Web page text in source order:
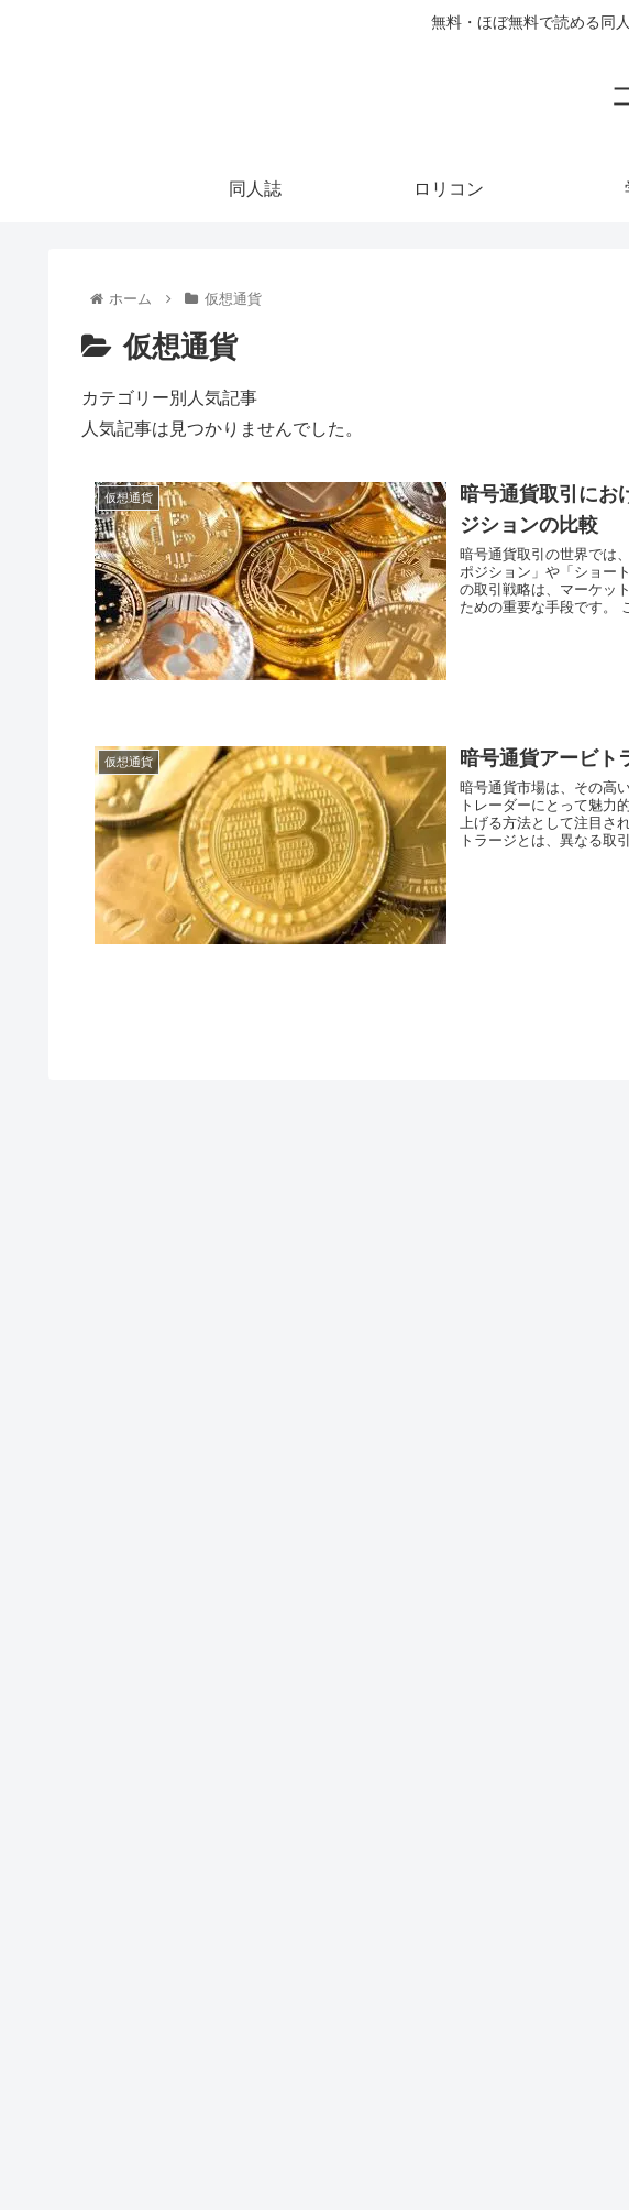
無料・ほぼ無料で読める同
同人誌 ロリコン
ホーム 仮想通貨
仮想通貨
カテゴリー別人気記事
人気記事は見つかりませんでした。
仮想通貨
暗号通貨取引にお
ジションの比較
暗号通貨取引の世界では
ポジション」や「ショー
の取引戦略は、マーケッ
ための重要な手段です。
仮想通貨 暗号通貨アービト
暗号通貨市場は、その高
トレーダーにとって魅力
上げる方法として注目さ
トラージとは、異なる取